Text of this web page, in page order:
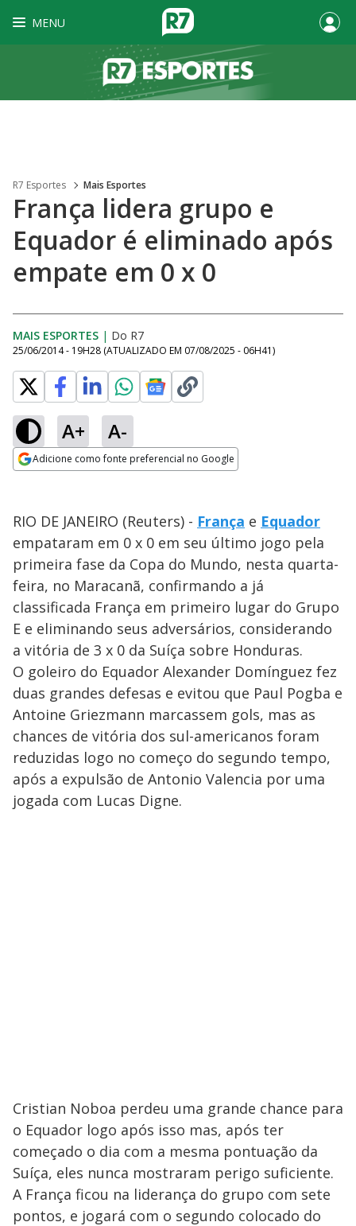
MENU
R7 Esportes Mais Esportes
França lidera grupo e
Equador é eliminado após
empate em 0 x 0
MAIS ESPORTES | Do R7
25/06/2014 - 19H28 (ATUALIZADO EM 07/08/2025 - 06H41)
A+ A-
Adicione como fonte preferencial no Google
RIO DE JANEIRO (Reuters) - França e Equador
empataram em 0 x 0 em seu último jogo pela
primeira fase da Copa do Mundo, nesta quarta-
feira, no Maracanã, confirmando a já
classificada França em primeiro lugar do Grupo
E e eliminando seus adversários, considerando
a vitória de 3 x 0 da Suíça sobre Honduras.
O goleiro do Equador Alexander Domínguez fez
duas grandes defesas e evitou que Paul Pogba e
Antoine Griezmann marcassem gols, mas as
chances de vitória dos sul-americanos foram
reduzidas logo no começo do segundo tempo,
após a expulsão de Antonio Valencia por uma
jogada com Lucas Digne.
Cristian Noboa perdeu uma grande chance para
o Equador logo após isso mas, após ter
começado o dia com a mesma pontuação da
Suíça, eles nunca mostraram perigo suficiente.
A França ficou na liderança do grupo com sete
pontos, e jogará com o segundo colocado do